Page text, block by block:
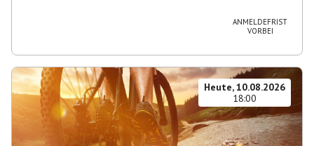
ANMELDEFRIST
VORBEI
Heute, 10.08.2026
18:00